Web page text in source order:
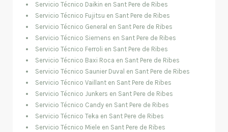
Servicio Técnico Daikin en Sant Pere de Ribes
Servicio Técnico Fujitsu en Sant Pere de Ribes
Servicio Técnico General en Sant Pere de Ribes
Servicio Técnico Siemens en Sant Pere de Ribes
Servicio Técnico Ferroli en Sant Pere de Ribes
Servicio Técnico Baxi Roca en Sant Pere de Ribes
Servicio Técnico Saunier Duval en Sant Pere de Ribes
Servicio Técnico Vaillant en Sant Pere de Ribes
Servicio Técnico Junkers en Sant Pere de Ribes
Servicio Técnico Candy en Sant Pere de Ribes
Servicio Técnico Teka en Sant Pere de Ribes
Servicio Técnico Miele en Sant Pere de Ribes